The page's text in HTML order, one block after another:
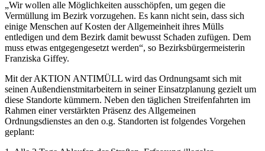
„Wir wollen alle Möglichkeiten ausschöpfen, um gegen die
Vermüllung im Bezirk vorzugehen. Es kann nicht sein, dass sich
einige Menschen auf Kosten der Allgemeinheit ihres Mülls
entledigen und dem Bezirk damit bewusst Schaden zufügen. Dem
muss etwas entgegengesetzt werden“, so Bezirksbürgermeisterin
Franziska Giffey.
Mit der AKTION ANTIMÜLL wird das Ordnungsamt sich mit
seinen Außendienstmitarbeitern in seiner Einsatzplanung gezielt um
diese Standorte kümmern. Neben den täglichen Streifenfahrten im
Rahmen einer verstärkten Präsenz des Allgemeinen
Ordnungsdienstes an den o.g. Standorten ist folgendes Vorgehen
geplant: